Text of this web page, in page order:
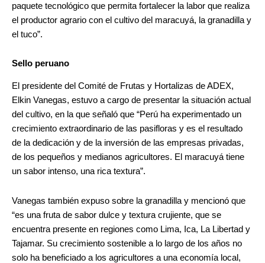
paquete tecnológico que permita fortalecer la labor que realiza
el productor agrario con el cultivo del maracuyá, la granadilla y
el tuco”.
Sello peruano
El presidente del Comité de Frutas y Hortalizas de ADEX,
Elkin Vanegas, estuvo a cargo de presentar la situación actual
del cultivo, en la que señaló que “Perú ha experimentado un
crecimiento extraordinario de las pasifloras y es el resultado
de la dedicación y de la inversión de las empresas privadas,
de los pequeños y medianos agricultores. El maracuyá tiene
un sabor intenso, una rica textura”.
Vanegas también expuso sobre la granadilla y mencionó que
“es una fruta de sabor dulce y textura crujiente, que se
encuentra presente en regiones como Lima, Ica, La Libertad y
Tajamar. Su crecimiento sostenible a lo largo de los años no
solo ha beneficiado a los agricultores a una economía local,